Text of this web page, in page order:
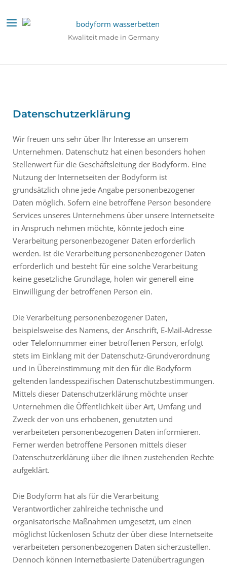
naar
Kwaliteit made in Germany
Menu
Datenschutzerklärung
Wir freuen uns sehr über Ihr Interesse an unserem
Unternehmen. Datenschutz hat einen besonders hohen
Stellenwert für die Geschäftsleitung der Bodyform. Eine
Nutzung der Internetseiten der Bodyform ist
grundsätzlich ohne jede Angabe personenbezogener
Daten möglich. Sofern eine betroffene Person besondere
Services unseres Unternehmens über unsere Internetseite
in Anspruch nehmen möchte, könnte jedoch eine
Verarbeitung personenbezogener Daten erforderlich
werden. Ist die Verarbeitung personenbezogener Daten
erforderlich und besteht für eine solche Verarbeitung
keine gesetzliche Grundlage, holen wir generell eine
Einwilligung der betroffenen Person ein.
Die Verarbeitung personenbezogener Daten,
beispielsweise des Namens, der Anschrift, E-Mail-Adresse
oder Telefonnummer einer betroffenen Person, erfolgt
stets im Einklang mit der Datenschutz-Grundverordnung
und in Übereinstimmung mit den für die Bodyform
geltenden landesspezifischen Datenschutzbestimmungen.
Mittels dieser Datenschutzerklärung möchte unser
Unternehmen die Öffentlichkeit über Art, Umfang und
Zweck der von uns erhobenen, genutzten und
verarbeiteten personenbezogenen Daten informieren.
Ferner werden betroffene Personen mittels dieser
Datenschutzerklärung über die ihnen zustehenden Rechte
aufgeklärt.
Die Bodyform hat als für die Verarbeitung
Verantwortlicher zahlreiche technische und
organisatorische Maßnahmen umgesetzt, um einen
möglichst lückenlosen Schutz der über diese Internetseite
verarbeiteten personenbezogenen Daten sicherzustellen.
Dennoch können Internetbasierte Datenübertragungen